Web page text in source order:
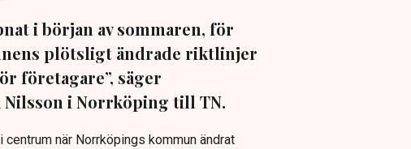
i början av sommaren, för
plötsligt ändrade riktlinjer
företagare”, säger
i Norrköping till TN.
centrum när Norrköpings kommun ändrat